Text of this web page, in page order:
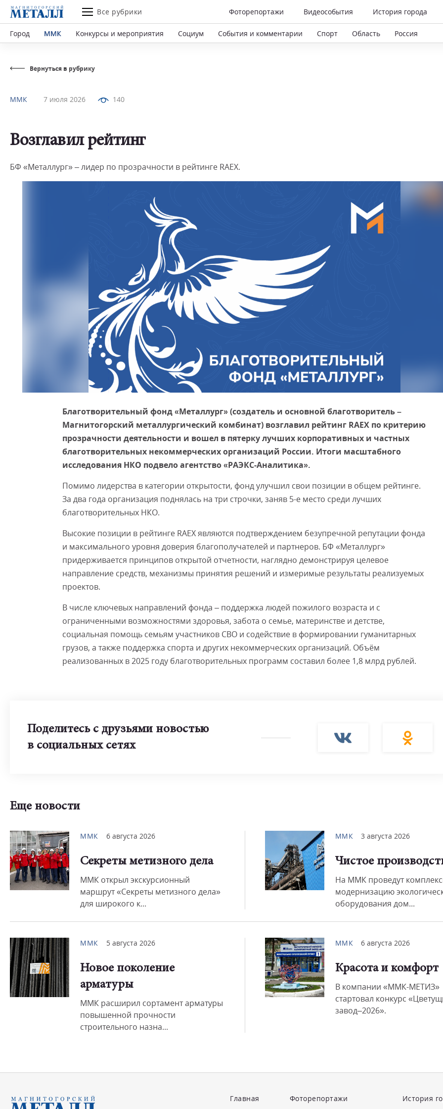
Все рубрики Фоторепортажи Видеособытия История города
Город ММК Конкурсы и мероприятия Социум События и комментарии Спорт Область Россия
Вернуться в рубрику
ММК 7 июля 2026 140
Возглавил рейтинг
БФ «Металлург» – лидер по прозрачности в рейтинге RAEX.
Благотворительный фонд «Металлург» (создатель и основной благотворитель –
Магнитогорский металлургический комбинат) возглавил рейтинг RAEX по критерию
прозрачности деятельности и вошел в пятерку лучших корпоративных и частных
благотворительных некоммерческих организаций России. Итоги масштабного
исследования НКО подвело агентство «РАЭКС-Аналитика».
Помимо лидерства в категории открытости, фонд улучшил свои позиции в общем рейтинге.
За два года организация поднялась на три строчки, заняв 5-е место среди лучших
благотворительных НКО.
Высокие позиции в рейтинге RAEX являются подтверждением безупречной репутации фонда
и максимального уровня доверия благополучателей и партнеров. БФ «Металлург»
придерживается принципов открытой отчетности, наглядно демонстрируя целевое
направление средств, механизмы принятия решений и измеримые результаты реализуемых
проектов.
В числе ключевых направлений фонда – поддержка людей пожилого возраста и с
ограниченными возможностями здоровья, забота о семье, материнстве и детстве,
социальная помощь семьям участников СВО и содействие в формировании гуманитарных
грузов, а также поддержка спорта и других некоммерческих организаций. Объём
реализованных в 2025 году благотворительных программ составил более 1,8 млрд рублей.
Поделитесь с друзьями новостью
в социальных сетях
Еще новости
ММК 6 августа 2026
Секреты метизного дела
ММК открыл экскурсионный
маршрут «Секреты метизного дела»
для широкого к...
ММК 3 августа 2026
Чистое
На ММК проведут
модернизацию
оборудования дом...
ММК 5 августа 2026
Новое поколение
арматуры
ММК расширил сортамент арматуры
повышенной прочности
строительного назна...
ММК 6 августа 2026
Красота и комфорт
В компании «ММК-МЕТИЗ»
стартовал конкурс
завод–2026».
Главная Фоторепортажи История